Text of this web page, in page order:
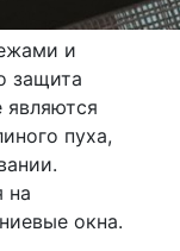
и
защита
пуха,
на
окна.